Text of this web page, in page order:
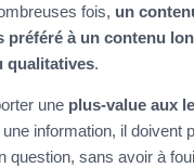
fois, un
préféré à un contenu
qualitatives.
une plus-value aux
information, il doivent
question, sans avoir à